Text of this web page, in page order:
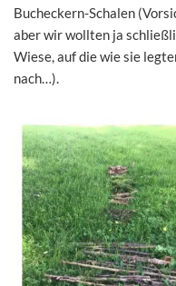
Bucheckern-Schalen
aber wir wollten ja
Wiese, auf die wie sie
nach…).